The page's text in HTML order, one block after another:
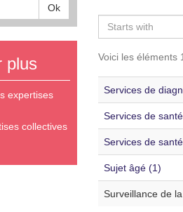
Ok
plus
expertises
collectives
Voici les éléments
Services de
Services de
Services de
Sujet âgé (1)
Surveillance de